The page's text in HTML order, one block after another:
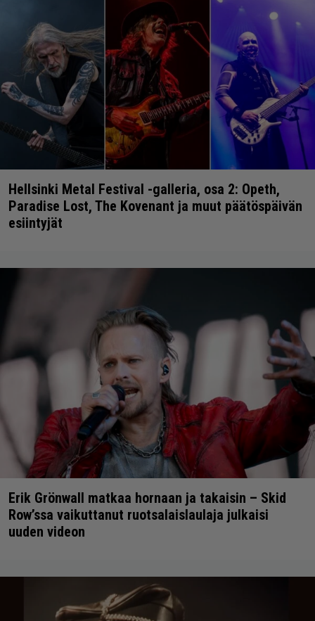
Hellsinki Metal Festival -galleria, osa 2: Opeth,
Paradise Lost, The Kovenant ja muut päätöspäivän
esiintyjät
Erik Grönwall matkaa hornaan ja takaisin – Skid
Row’ssa vaikuttanut ruotsalaislaulaja julkaisi
uuden videon